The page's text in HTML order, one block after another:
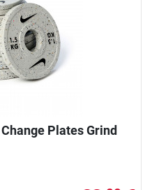
Plates Grind